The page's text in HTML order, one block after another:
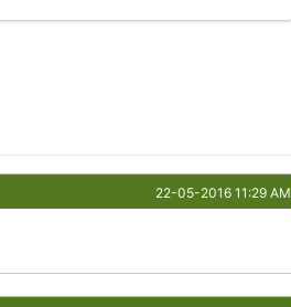
22-05-2016 11:29 AM